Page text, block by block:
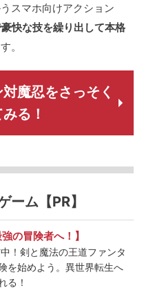
スマホ向けアクション
快な技を繰り出して本格
。
魔忍をさっそく
る！
ーム【PR】
の冒険者へ！】
！剣と魔法の王道ファンタ
を始めよう。異世界転生へ
る！